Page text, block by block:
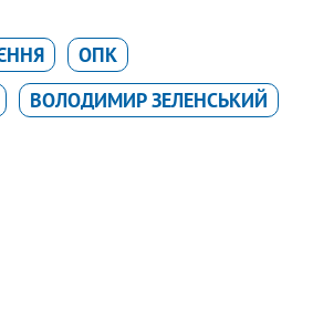
ОПК
ВОЛОДИМИР ЗЕЛЕНСЬКИЙ